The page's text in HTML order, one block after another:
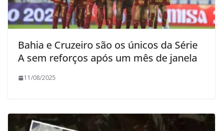
Bahia e Cruzeiro são os únicos da Série
A sem reforços após um mês de janela
11/08/2025